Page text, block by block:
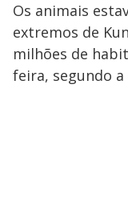
Os animais
extremos de
milhões de
feira, segundo a